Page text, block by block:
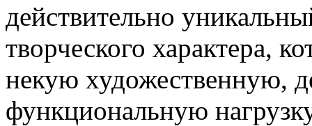
действительно
творческого характера,
некую художественную,
функциональную